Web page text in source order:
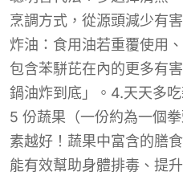
烹調方式，從源頭減少有
炸油：食用油若重覆使用
包含苯駢芘在內的更多有
鍋油炸到底」。4.天天多
5 份蔬果（一份約為一個
素越好！蔬果中富含的膳
能有效幫助身體排毒、提